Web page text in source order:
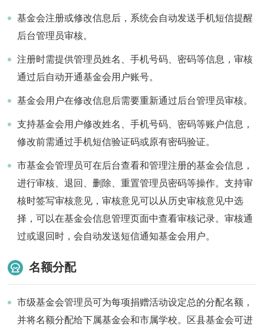
基金会注册或修改信息后，系统会自动发送手机短信提醒
后台管理员审核。
注册时需提供管理员姓名、手机号码、密码等信息，审核
通过后自动开通基金会用户账号。
基金会用户在修改信息后需要重新通过后台管理员审核。
支持基金会用户修改姓名、手机号码、密码等账户信息，
修改前需通过手机短信验证码或原有密码验证。
市基金会管理员可在后台查看和管理注册的基金会信息，
进行审核、退回、删除、重置管理员密码等操作。支持审
核时签写审核意见，审核意见可以从历史审核意见中选
择，可以在基金会信息管理页面中查看审核记录。审核通
过或退回时，会自动发送短信通知基金会用户。
名额分配
市级基金会管理员可为每项捐赠活动设定总的分配名额，
并将名额分配给下属基金会和市属学校。区县基金会可进